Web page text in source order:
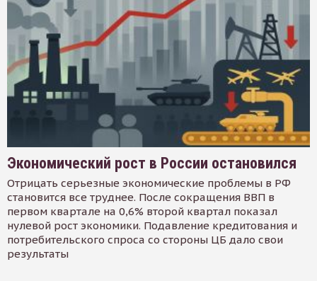
Экономический рост в России остановился
Отрицать серьезные экономические проблемы в РФ
становится все труднее. После сокращения ВВП в
первом квартале на 0,6% второй квартал показал
нулевой рост экономики. Подавление кредитования и
потребительского спроса со стороны ЦБ дало свои
результаты